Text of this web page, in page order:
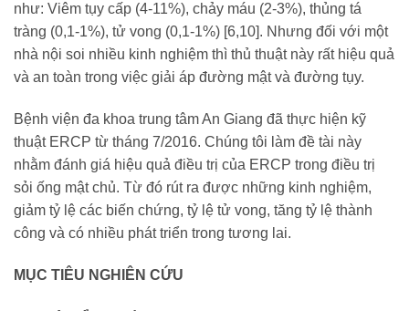
như: Viêm tụy cấp (4-11%), chảy máu (2-3%), thủng tá
tràng (0,1-1%), tử vong (0,1-1%) [6,10]. Nhưng đối với một
nhà nội soi nhiều kinh nghiệm thì thủ thuật này rất hiệu quả
và an toàn trong việc giải áp đường mật và đường tụy.
Bệnh viện đa khoa trung tâm An Giang đã thực hiện kỹ
thuật ERCP từ tháng 7/2016. Chúng tôi làm đề tài này
nhằm đánh giá hiệu quả điều trị của ERCP trong điều trị
sỏi ống mật chủ. Từ đó rút ra được những kinh nghiệm,
giảm tỷ lệ các biến chứng, tỷ lệ tử vong, tăng tỷ lệ thành
công và có nhiều phát triển trong tương lai.
MỤC TIÊU NGHIÊN CỨU